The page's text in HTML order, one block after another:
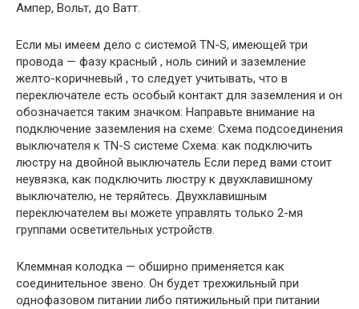
Ампер, Вольт, до Ватт.
Если мы имеем дело с сиcтемой TN-S, имеющей три
провода — фазу красный , ноль синий и заземление
желто-коричневый , то следует учитывать, что в
переключателе есть особый контакт для заземления и он
обозначается таким значком: Направьте внимание на
подключение заземления на схеме: Схема подсоединения
выключателя к TN-S системе Схема: как подключить
люстру на двойной выключатель Если перед вами стоит
неувязка, как подключить люстру к двухклавишному
выключателю, не теряйтесь. Двухклавишным
переключателем вы можете управлять только 2-мя
группами осветительных устройств.
Клеммная колодка — обширно применяется как
соединительное звено. Он будет трехжильный при
однофазовом питании либо пятижильный при питании